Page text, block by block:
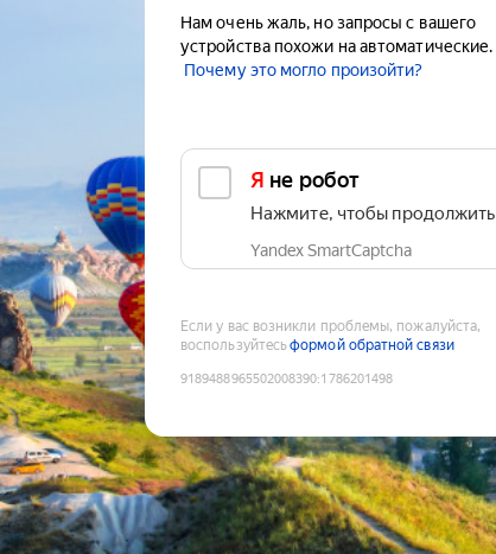
Нам очень жаль, но запросы с вашего
устройства похожи на автоматические.
Почему это могло произойти?
Я не робот
Нажмите, чтобы продолжить
Yandex SmartCaptcha
Если у вас возникли проблемы, пожалуйста,
воспользуйтесьформой обратной связи
9189488965502008390:1786201498